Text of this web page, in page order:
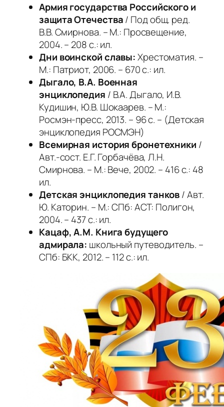
Армия государства Российского и
защита Отечества/ Под общ. ред.
В.В. Смирнова. – М.: Просвещение,
2004. – 208 с.: ил.
Дни воинской славы:Хрестоматия. –
М.: Патриот, 2006. – 670 с.: ил.
Дыгало, В.А. Военная
энциклопедия / В.А. Дыгало, И.В.
Кудишин, Ю.В. Шокаарев. – М.:
Росмэн-пресс, 2013. – 96 с. – (Детская
энциклопедия РОСМЭН)
Всемирная история бронетехники /
Авт.-сост. Е.Г. Горбачёва, Л.Н.
Смирнова. – М.: Вече, 2002. – 416 с.: 48
ил.
Детская энциклопедия танков/ Авт.
Ю. Каторин. – М.: СПб: АСТ: Полигон,
2004. – 437 с.: ил.
Кацаф, А.М. Книга будущего
адмирала: школьный путеводитель. –
СПб: БКК, 2012. – 112 с.: ил.